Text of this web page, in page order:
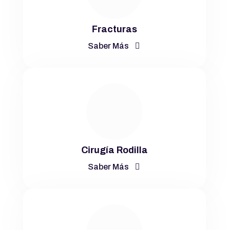
Fracturas
Saber Más
Cirugía Rodilla
Saber Más